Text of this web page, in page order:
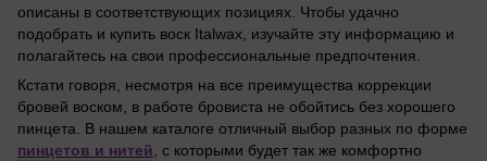
описаны в соответствующих позициях. Чтобы удачно
подобрать и купить воск Italwax, изучайте эту информацию и
полагайтесь на свои профессиональные предпочтения.
Кстати говоря, несмотря на все преимущества коррекции
бровей воском, в работе бровиста не обойтись без хорошего
пинцета. В нашем каталоге отличный выбор разных по форме
пинцетов и нитей , с которыми будет так же комфортно